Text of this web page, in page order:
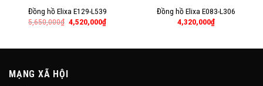
Đồng hồ Elixa E129-L539
5,650,000₫ 4,520,000₫
Đồng hồ Elixa E083-L306
4,320,000₫
MẠNG XÃ HỘI